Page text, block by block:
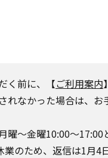
く前に、【ご利用案内
れなかった場合は、お
曜～金曜10:00～17:00
のため、返信は1月4